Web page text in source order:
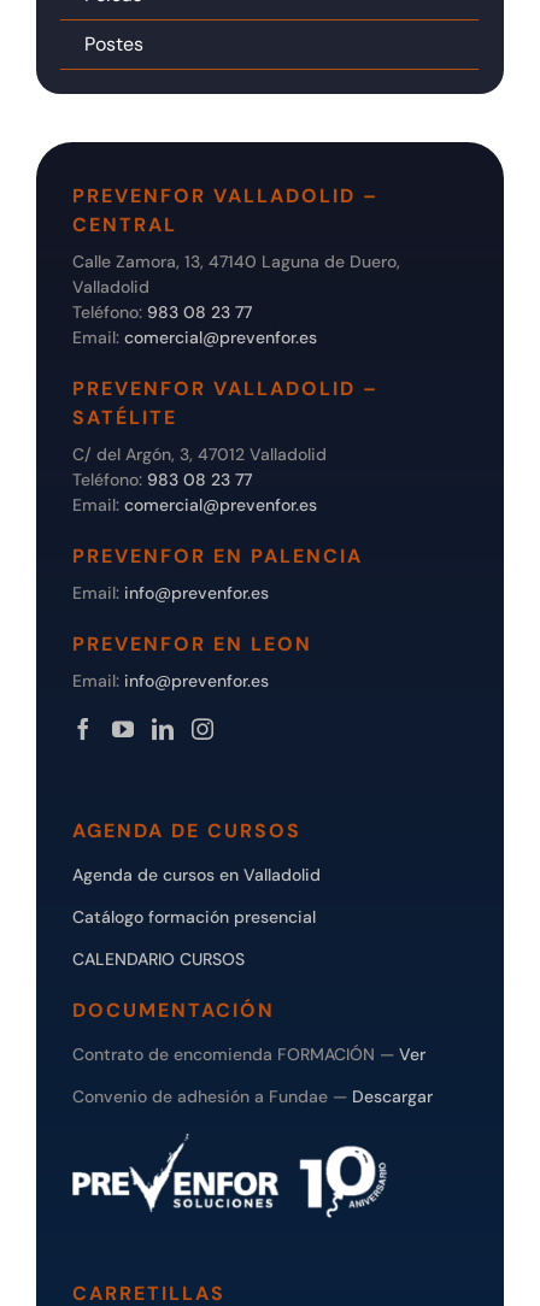
Postes
PREVENFOR VALLADOLID –
CENTRAL
Calle Zamora, 13, 47140 Laguna de Duero,
Valladolid
Teléfono: 983 08 23 77
Email: comercial@prevenfor.es
PREVENFOR VALLADOLID –
SATÉLITE
C/ del Argón, 3, 47012 Valladolid
Teléfono: 983 08 23 77
Email: comercial@prevenfor.es
PREVENFOR EN PALENCIA
Email: info@prevenfor.es
PREVENFOR EN LEON
Email: info@prevenfor.es
AGENDA DE CURSOS
Agenda de cursos en Valladolid
Catálogo formación presencial
CALENDARIO CURSOS
DOCUMENTACIÓN
Contrato de encomienda FORMACIÓN — Ver
Convenio de adhesión a Fundae — Descargar
CARRETILLAS